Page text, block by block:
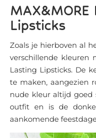
MAX&MORE
Lipsticks
Zoals je hierboven al
verschillende kleuren
Lasting Lipsticks. De
te maken, aangezien
nude kleur altijd goed
outfit en is de
aankomende